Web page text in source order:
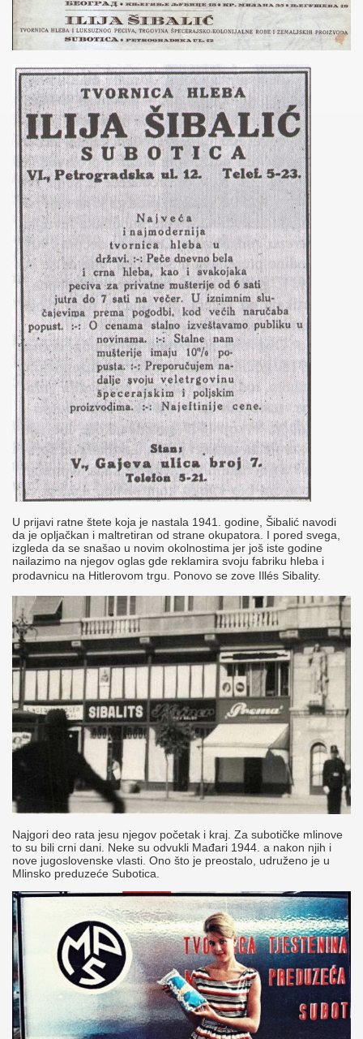
U prijavi ratne štete koja je nastala 1941. godine, Šibalić navodi
da je opljačkan i maltretiran od strane okupatora. I pored svega,
izgleda da se snašao u novim okolnostima jer još iste godine
nailazimo na njegov oglas gde reklamira svoju fabriku hleba i
prodavnicu na Hitlerovom trgu. Ponovo se zove Illés Sibality.
Najgori deo rata jesu njegov početak i kraj. Za subotičke mlinove
to su bili crni dani. Neke su odvukli Mađari 1944. a nakon njih i
nove jugoslovenske vlasti. Ono što je preostalo, udruženo je u
Mlinsko preduzeće Subotica.